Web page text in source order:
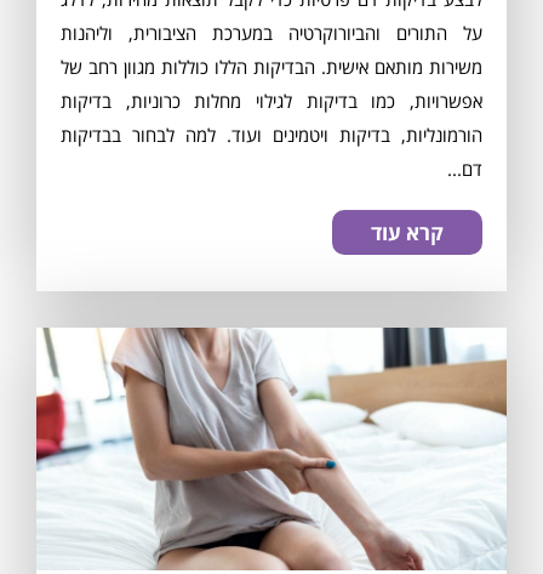
על התורים והביורוקרטיה במערכת הציבורית, וליהנות
משירות מותאם אישית. הבדיקות הללו כוללות מגוון רחב של
אפשרויות, כמו בדיקות לגילוי מחלות כרוניות, בדיקות
הורמונליות, בדיקות ויטמינים ועוד. למה לבחור בבדיקות
דם...
קרא עוד